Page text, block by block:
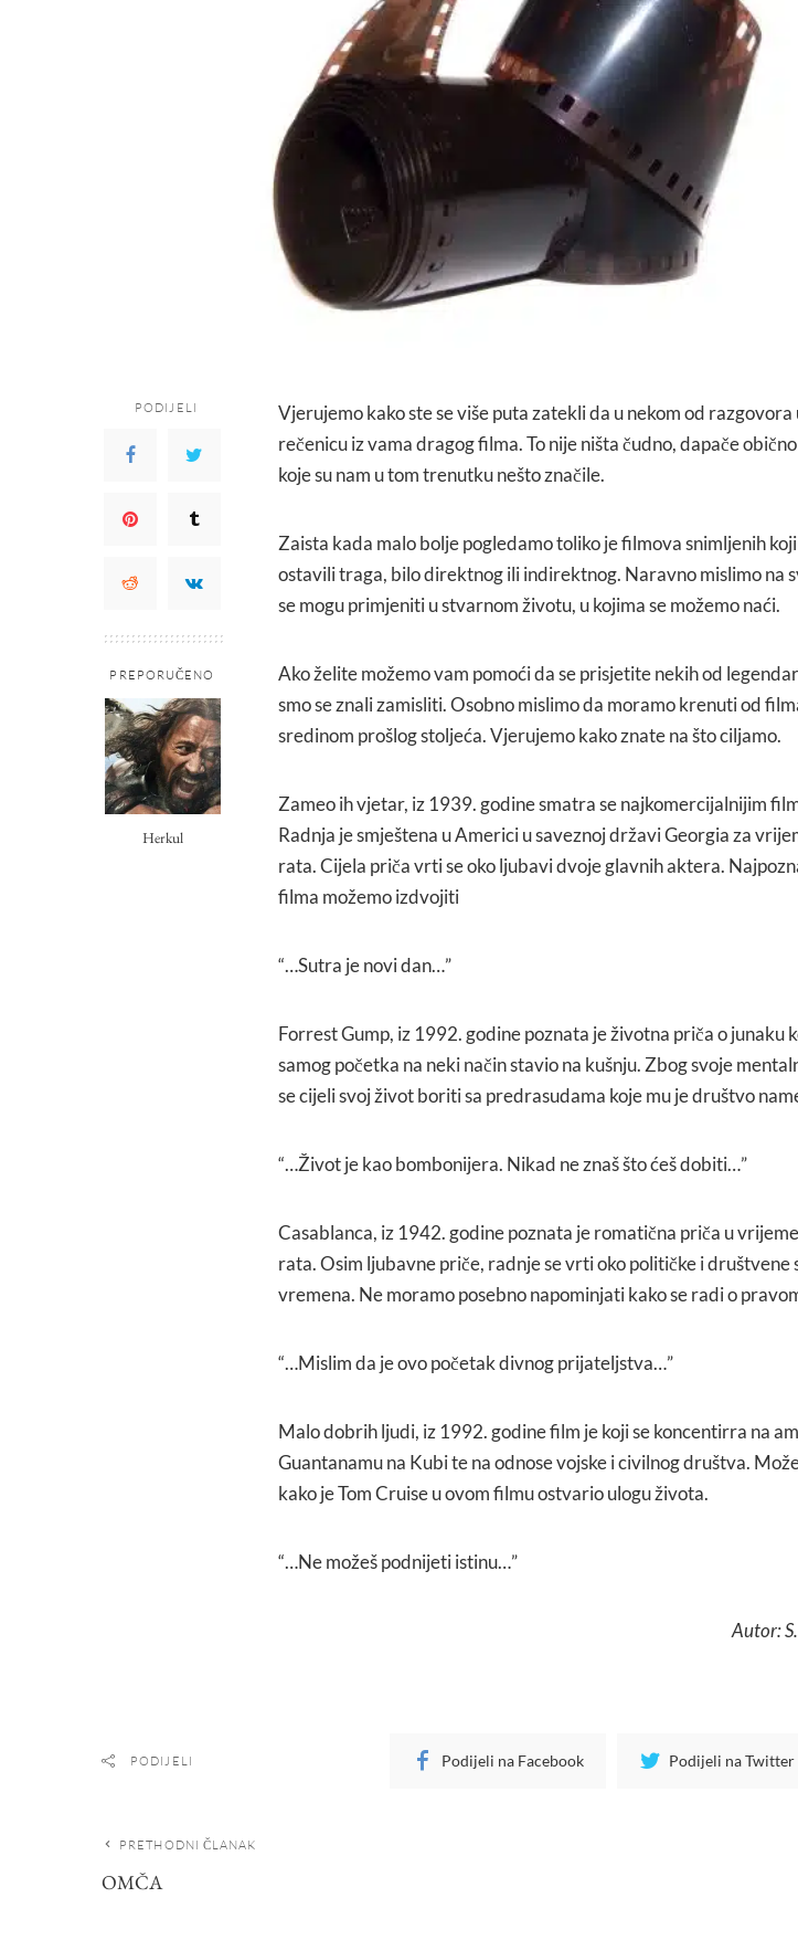
PODIJELI
PREPORUČENO
Herkul
Vjerujemo kako ste se više puta zatekli da u nekom od
rečenicu iz vama dragog filma. To nije ništa čudno, dapače
koje su nam u tom trenutku nešto značile.
Zaista kada malo bolje pogledamo toliko je filmova snimljenih
ostavili traga, bilo direktnog ili indirektnog. Naravno mislimo na
se mogu primjeniti u stvarnom životu, u kojima se možemo naći.
Ako želite možemo vam pomoći da se prisjetite nekih od
smo se znali zamisliti. Osobno mislimo da moramo krenuti od
sredinom prošlog stoljeća. Vjerujemo kako znate na što ciljamo.
Zameo ih vjetar, iz 1939. godine smatra se najkomercijalnijim
Radnja je smještena u Americi u saveznoj državi Georgia za
rata. Cijela priča vrti se oko ljubavi dvoje glavnih aktera.
filma možemo izdvojiti
“…Sutra je novi dan…”
Forrest Gump, iz 1992. godine poznata je životna priča o junaku
samog početka na neki način stavio na kušnju. Zbog svoje
se cijeli svoj život boriti sa predrasudama koje mu je društvo
“…Život je kao bombonijera. Nikad ne znaš što ćeš dobiti…”
Casablanca, iz 1942. godine poznata je romatična priča u
rata. Osim ljubavne priče, radnje se vrti oko političke i društvene
vremena. Ne moramo posebno napominjati kako se radi o
“…Mislim da je ovo početak divnog prijateljstva…”
Malo dobrih ljudi, iz 1992. godine film je koji se koncentirra na
Guantanamu na Kubi te na odnose vojske i civilnog društva.
kako je Tom Cruise u ovom filmu ostvario ulogu života.
“…Ne možeš podnijeti istinu…”
Autor:
PODIJELI Podijeli na Facebook Podijeli na Twitter
PRETHODNI ČLANAK
OMČA